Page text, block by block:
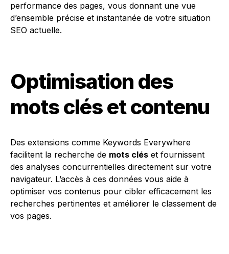
performance des pages, vous donnant une vue
d’ensemble précise et instantanée de votre situation
SEO actuelle.
Optimisation des
mots clés et contenu
Des extensions comme Keywords Everywhere
facilitent la recherche de mots clés et fournissent
des analyses concurrentielles directement sur votre
navigateur. L’accès à ces données vous aide à
optimiser vos contenus pour cibler efficacement les
recherches pertinentes et améliorer le classement de
vos pages.